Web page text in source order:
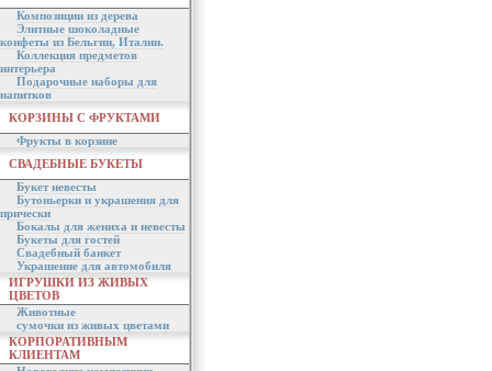
Композиции из дерева
Элитные шоколадные
конфеты из Бельгии, Италии.
Коллекция предметов
интерьера
Подарочные наборы для
напитков
КОРЗИНЫ С ФРУКТАМИ
Фрукты в корзине
СВАДЕБНЫЕ БУКЕТЫ
Букет невесты
Бутоньерки и украшения для
прически
Бокалы для жениха и невесты
Букеты для гостей
Свадебный банкет
Украшение для автомобиля
ИГРУШКИ ИЗ ЖИВЫХ
ЦВЕТОВ
Животные
сумочки из живых цветами
КОРПОРАТИВНЫМ
КЛИЕНТАМ